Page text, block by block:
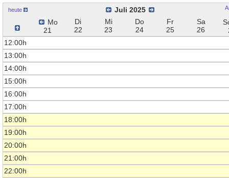
heute
Juli 2025
Mo
21
Di
22
Mi
23
Do
24
Fr
25
Sa
26
12:00h
13:00h
14:00h
15:00h
16:00h
17:00h
18:00h
19:00h
20:00h
21:00h
22:00h